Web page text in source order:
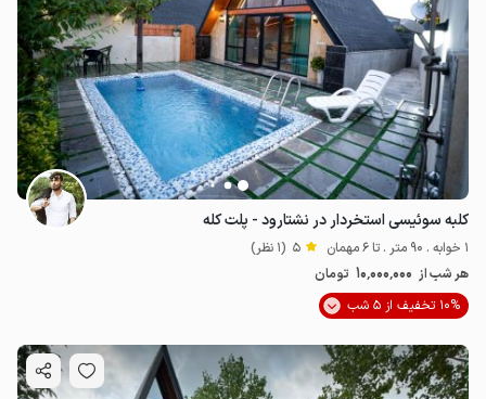
5میلیون ت 5
کلبه سوئیسی استخردار در نشتارود - پلت کله
1 خوابه . 90 متر . تا 6 مهمان 5 (1 نظر)
هر شب از 10٬000٬000 تومان
10% تخفیف از 5 شب